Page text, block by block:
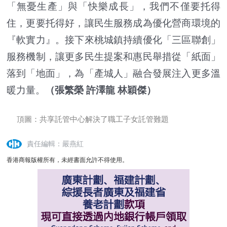
「無憂生產」與「快樂成長」，我們不僅要托得
住，更要托得好，讓民生服務成為優化營商環境的
『軟實力』。接下來桃城鎮持續優化「三區聯創」
服務機制，讓更多民生提案和惠民舉措從「紙面」
落到「地面」，為「產城人」融合發展注入更多溫
暖力量。
（張繁榮 許澤龍 林穎傑）
頂圖：共享託管中心解決了職工子女託管難題
責任編輯：嚴燕紅
香港商報版權所有，未經書面允許不得使用。